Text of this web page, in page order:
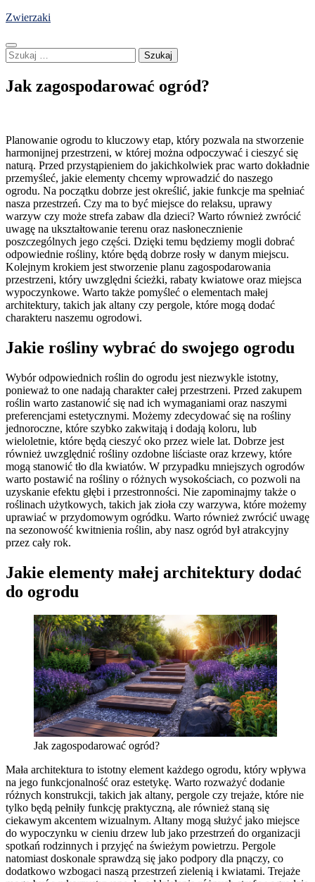
Skip
content
Zwierzaki
Szukaj:
Jak zagospodarować ogród?
Planowanie ogrodu to kluczowy etap, który pozwala na stworzenie
harmonijnej przestrzeni, w której można odpoczywać i cieszyć się
naturą. Przed przystąpieniem do jakichkolwiek prac warto dokładnie
przemyśleć, jakie elementy chcemy wprowadzić do naszego
ogrodu. Na początku dobrze jest określić, jakie funkcje ma spełniać
nasza przestrzeń. Czy ma to być miejsce do relaksu, uprawy
warzyw czy może strefa zabaw dla dzieci? Warto również zwrócić
uwagę na ukształtowanie terenu oraz nasłonecznienie
poszczególnych jego części. Dzięki temu będziemy mogli dobrać
odpowiednie rośliny, które będą dobrze rosły w danym miejscu.
Kolejnym krokiem jest stworzenie planu zagospodarowania
przestrzeni, który uwzględni ścieżki, rabaty kwiatowe oraz miejsca
wypoczynkowe. Warto także pomyśleć o elementach małej
architektury, takich jak altany czy pergole, które mogą dodać
charakteru naszemu ogrodowi.
Jakie rośliny wybrać do swojego ogrodu
Wybór odpowiednich roślin do ogrodu jest niezwykle istotny,
ponieważ to one nadają charakter całej przestrzeni. Przed zakupem
roślin warto zastanowić się nad ich wymaganiami oraz naszymi
preferencjami estetycznymi. Możemy zdecydować się na rośliny
jednoroczne, które szybko zakwitają i dodają koloru, lub
wieloletnie, które będą cieszyć oko przez wiele lat. Dobrze jest
również uwzględnić rośliny ozdobne liściaste oraz krzewy, które
mogą stanowić tło dla kwiatów. W przypadku mniejszych ogrodów
warto postawić na rośliny o różnych wysokościach, co pozwoli na
uzyskanie efektu głębi i przestronności. Nie zapominajmy także o
roślinach użytkowych, takich jak zioła czy warzywa, które możemy
uprawiać w przydomowym ogródku. Warto również zwrócić uwagę
na sezonowość kwitnienia roślin, aby nasz ogród był atrakcyjny
przez cały rok.
Jakie elementy małej architektury dodać
do ogrodu
Jak zagospodarować ogród?
Mała architektura to istotny element każdego ogrodu, który wpływa
na jego funkcjonalność oraz estetykę. Warto rozważyć dodanie
różnych konstrukcji, takich jak altany, pergole czy trejaże, które nie
tylko będą pełniły funkcję praktyczną, ale również staną się
ciekawym akcentem wizualnym. Altany mogą służyć jako miejsce
do wypoczynku w cieniu drzew lub jako przestrzeń do organizacji
spotkań rodzinnych i przyjęć na świeżym powietrzu. Pergole
natomiast doskonale sprawdzą się jako podpory dla pnączy, co
dodatkowo wzbogaci naszą przestrzeń zielenią i kwiatami. Trejaże